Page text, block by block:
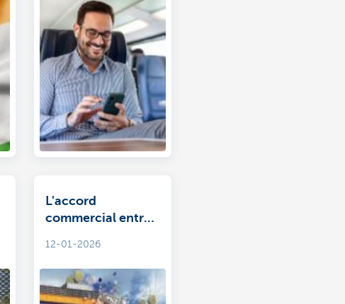
L'accord
commercial entre
entrerait-il dans sa
dernière ligne
droite?
12-01-2026